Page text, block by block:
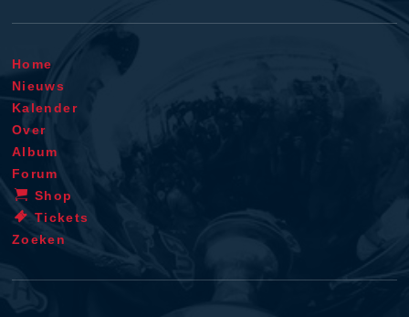
Home
Nieuws
Kalender
Over
Album
Forum
Shop
Tickets
Zoeken